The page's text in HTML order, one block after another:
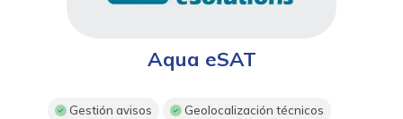
Aqua eSAT
Gestión avisos Geolocalización técnicos